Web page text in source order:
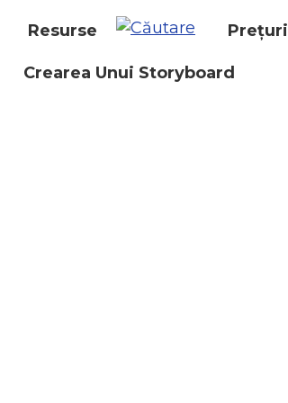
Resurse Prețuri
Crearea Unui Storyboard